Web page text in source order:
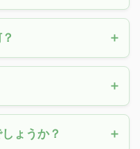
ょうか？